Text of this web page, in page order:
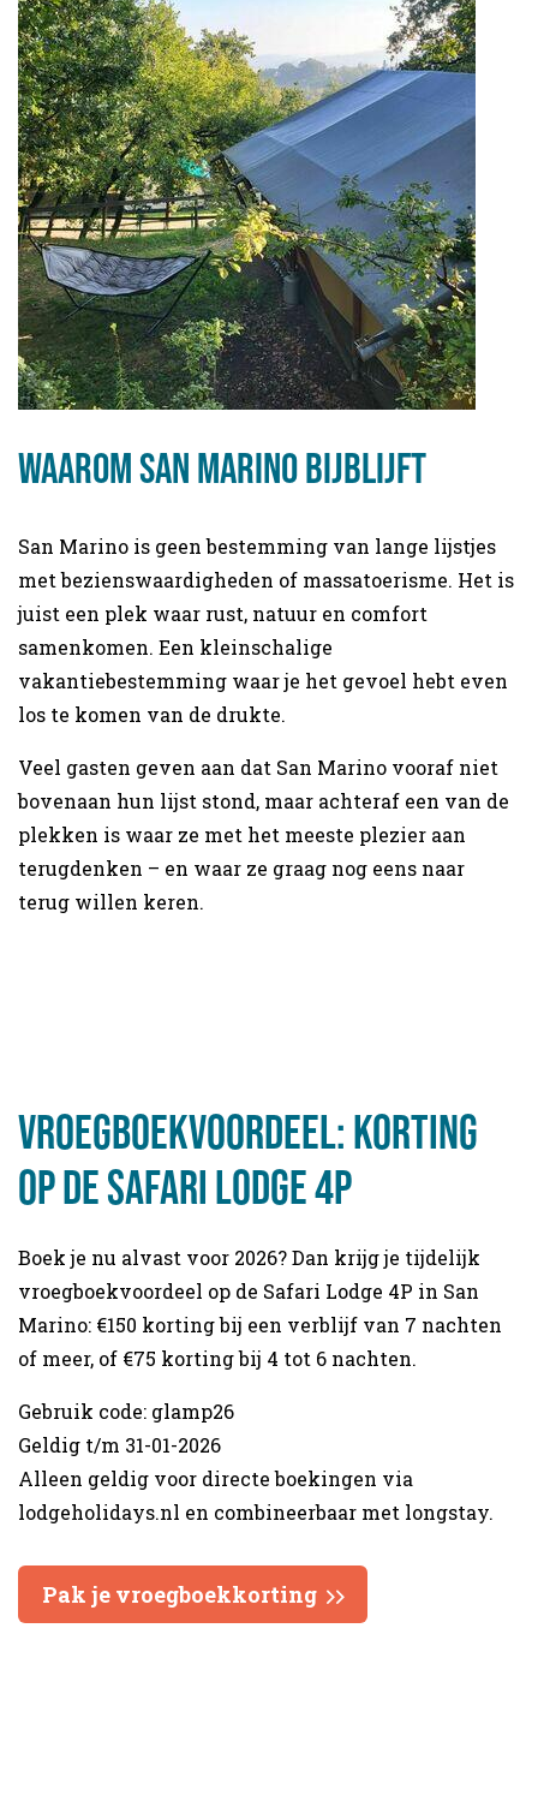
Waarom San Marino bijblijft
San Marino is geen bestemming van lange lijstjes
met bezienswaardigheden of massatoerisme. Het is
juist een plek waar rust, natuur en comfort
samenkomen. Een kleinschalige
vakantiebestemming waar je het gevoel hebt even
los te komen van de drukte.
Veel gasten geven aan dat San Marino vooraf niet
bovenaan hun lijst stond, maar achteraf een van de
plekken is waar ze met het meeste plezier aan
terugdenken – en waar ze graag nog eens naar
terug willen keren.
Vroegboekvoordeel: korting
op de Safari Lodge 4P
Boek je nu alvast voor 2026? Dan krijg je tijdelijk
vroegboekvoordeel op de Safari Lodge 4P in San
Marino: €150 korting bij een verblijf van 7 nachten
of meer, of €75 korting bij 4 tot 6 nachten.
Gebruik code: glamp26
Geldig t/m 31-01-2026
Alleen geldig voor directe boekingen via
lodgeholidays.nl en combineerbaar met longstay.
Pak je vroegboekkorting